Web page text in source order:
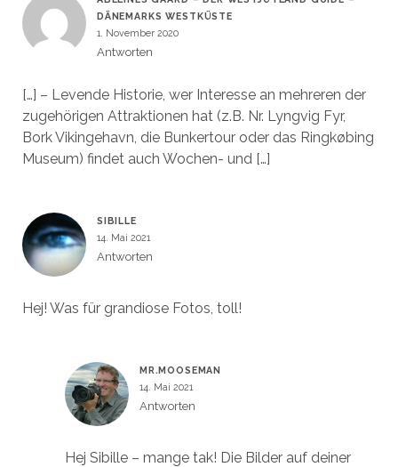
DÄNEMARKS WESTKÜSTE
1. November 2020
Antworten
[…] – Levende Historie, wer Interesse an mehreren der
zugehörigen Attraktionen hat (z.B. Nr. Lyngvig Fyr,
Bork Vikingehavn, die Bunkertour oder das Ringkøbing
Museum) findet auch Wochen- und […]
SIBILLE
14. Mai 2021
Antworten
Hej! Was für grandiose Fotos, toll!
MR.MOOSEMAN
14. Mai 2021
Antworten
Hej Sibille – mange tak! Die Bilder auf deiner